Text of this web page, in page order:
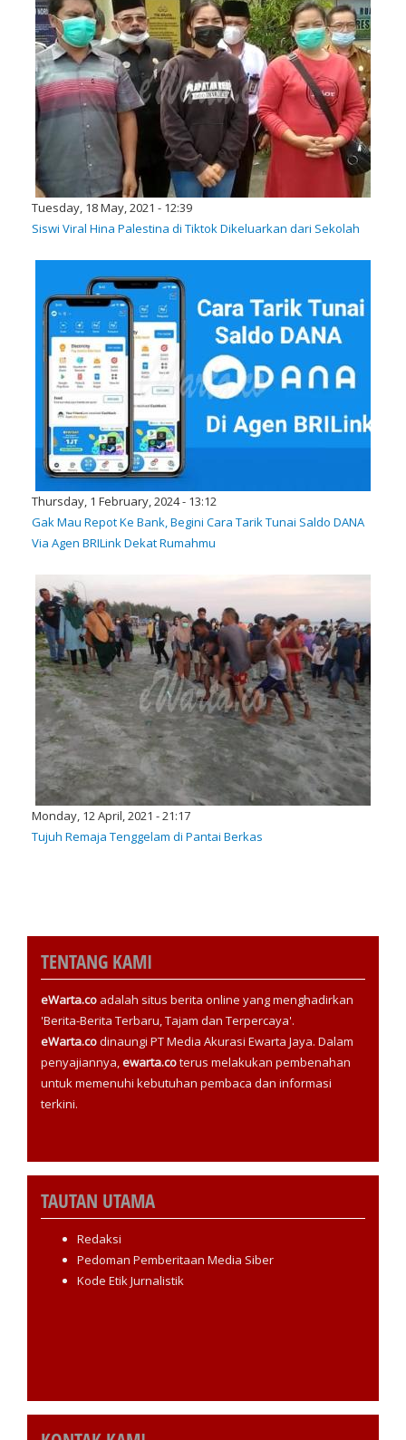
Tuesday, 18 May, 2021 - 12:39
Siswi Viral Hina Palestina di Tiktok Dikeluarkan dari Sekolah
Thursday, 1 February, 2024 - 13:12
Gak Mau Repot Ke Bank, Begini Cara Tarik Tunai Saldo DANA
Via Agen BRILink Dekat Rumahmu
Monday, 12 April, 2021 - 21:17
Tujuh Remaja Tenggelam di Pantai Berkas
TENTANG KAMI
eWarta.co adalah situs berita online yang menghadirkan
'Berita-Berita Terbaru, Tajam dan Terpercaya'.
eWarta.codinaungi PT Media Akurasi Ewarta Jaya. Dalam
penyajiannya,ewarta.coterus melakukan pembenahan
untuk memenuhi kebutuhan pembaca dan informasi
terkini.
TAUTAN UTAMA
Redaksi
Pedoman Pemberitaan Media Siber
Kode Etik Jurnalistik